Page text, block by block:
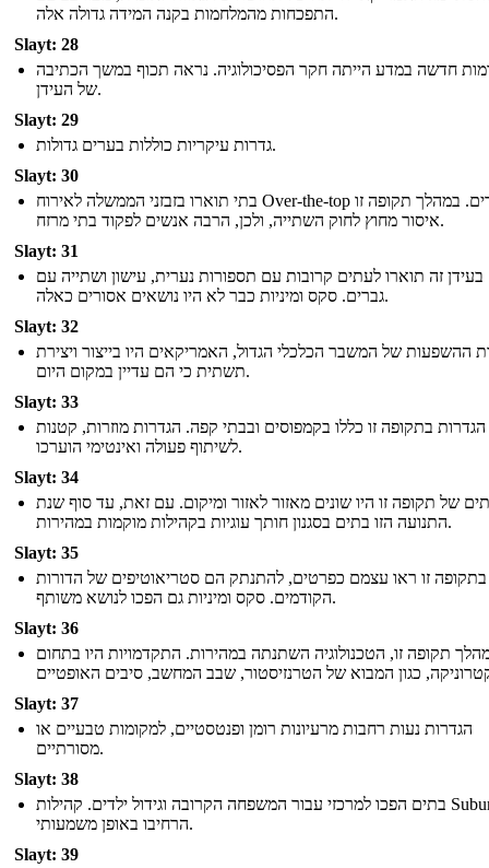
התפכחות מהמלחמות בקנה המידה גדולה אלה.
Slayt: 28
חדשה במדע הייתה חקר הפסיכולוגיה. נראה תכוף במשך הכתיבה
של העידן.
Slayt: 29
גדרות עיקריות כוללות בערים גדולות.
Slayt: 30
בתי תוארו בזבזני הממשלה לאירוח Over-the-top הצדדים. במהלך תקופה זו
איסור מחוץ לחוק השתייה, ולכן, הרבה אנשים לפקוד בתי מרזח.
Slayt: 31
בעידן זה תוארו לעתים קרובות עם תספורות נערית, עישון ושתייה עם
גברים. סקס ומיניות כבר לא היו נושאים אסורים כאלה.
Slayt: 32
ההשפעות של המשבר הכלכלי הגדול, האמריקאים היו בייצור ויצירת
תשתית כי הם עדיין במקום היום.
Slayt: 33
הגדרות בתקופה זו כללו בקמפוסים ובבתי קפה. הגדרות מוזרות, קטנות
לשיתוף פעולה ואינטימי הוערכו.
Slayt: 34
של תקופה זו היו שונים מאזור לאזור ומיקום. עם זאת, עד סוף שנת
התנועה הזו בתים בסגנון חותך עוגיות בקהילות מוקמות במהירות.
Slayt: 35
זו ראו עצמם כפרטים, להתנתק הם סטריאוטיפים של הדורות
הקודמים. סקס ומיניות גם הפכו לנושא משותף.
Slayt: 36
תקופה זו, הטכנולוגיה השתנתה במהירות. התקדמויות היו בתחום
Slayt: 37
הגדרות נעות רחבות מרעיונות רומן ופנטסטיים, למקומות טבעיים או
מסורתיים.
Slayt: 38
בתים הפכו למרכזי עבור המשפחה הקרובה וגידול ילדים. קהילות Suburban
הרחיבו באופן משמעותי.
Slayt: 39